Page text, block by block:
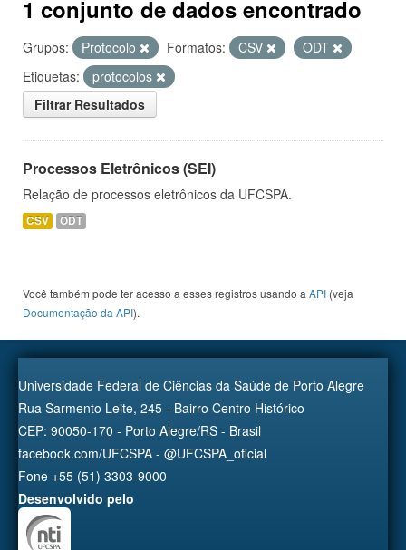
1 conjunto de dados encontrado
Grupos: Protocolo Formatos: CSV
ODT
Etiquetas:
protocolos
Filtrar Resultados
Processos Eletrônicos (SEI)
Relação de processos eletrônicos da UFCSPA.
CSV ODT
Você também pode ter acesso a esses registros usando a API (veja
Documentação da API).
Universidade Federal de Ciências da Saúde de Porto Alegre
Rua Sarmento Leite, 245 - Bairro Centro Histórico
CEP: 90050-170 - Porto Alegre/RS - Brasil
facebook.com/UFCSPA - @UFCSPA_oficial
Fone +55 (51) 3303-9000
Desenvolvido pelo